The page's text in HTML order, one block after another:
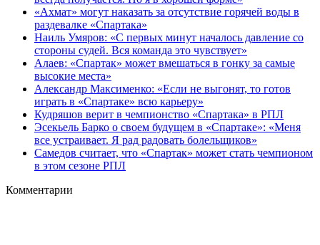
«Ахмат» могут наказать за отсутствие горячей воды в
раздевалке «Спартака»
Наиль Умяров: «С первых минут началось давление со
стороны судей. Вся команда это чувствует»
Алаев: «Спартак» может вмешаться в гонку за самые
высокие места»
Александр Максименко: «Если не выгонят, то готов
играть в «Спартаке» всю карьеру»
Кудряшов верит в чемпионство «Спартака» в РПЛ
Эсекьель Барко о своем будущем в «Спартаке»: «Меня
все устраивает. Я рад радовать болельщиков»
Самедов считает, что «Спартак» может стать чемпионом
в этом сезоне РПЛ
Комментарии